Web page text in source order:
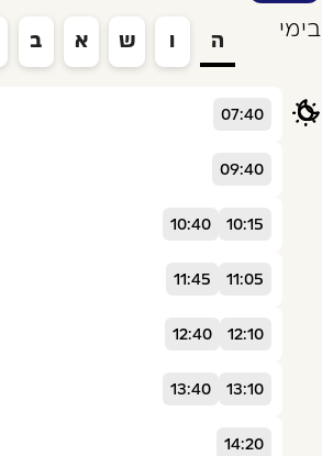
בימי
ה ו ש א ב
07:40
09:40
10:15
10:40
11:05
11:45
12:10
12:40
13:10
13:40
14:20